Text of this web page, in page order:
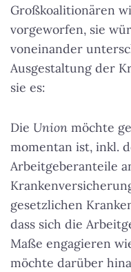
Großkoalitionären
vorgeworfen, sie
voneinander
Ausgestaltung der
sie es:
Die Union möchte
momentan ist, inkl.
Arbeitgeberanteile
gesetzlichen
dass sich die
Maße engagieren
möchte darüber